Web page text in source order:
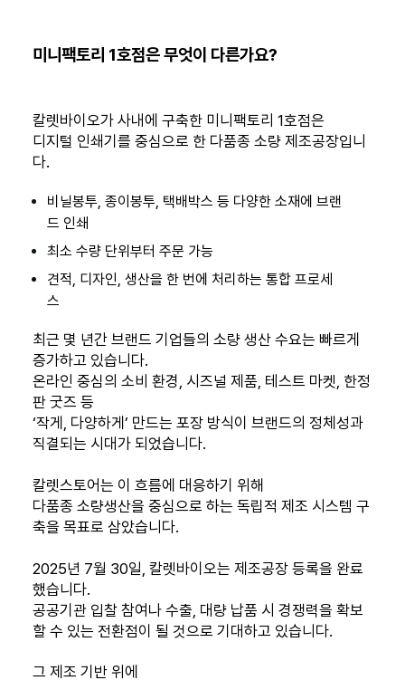
미니팩토리 1호점은 무엇이 다른가요?
칼렛바이오가 사내에 구축한 미니팩토리 1호점은
디지털 인쇄기를 중심으로 한 다품종 소량 제조공장입니
다.
비닐봉투, 종이봉투, 택배박스 등 다양한 소재에 브랜
드 인쇄
최소 수량 단위부터 주문 가능
견적, 디자인, 생산을 한 번에 처리하는 통합 프로세
스
최근 몇 년간 브랜드 기업들의 소량 생산 수요는 빠르게
증가하고 있습니다.
온라인 중심의 소비 환경, 시즈널 제품, 테스트 마켓, 한정
판 굿즈 등
‘작게, 다양하게’ 만드는 포장 방식이 브랜드의 정체성과
직결되는 시대가 되었습니다.
칼렛스토어는 이 흐름에 대응하기 위해
다품종 소량생산을 중심으로 하는 독립적 제조 시스템 구
축을 목표로 삼았습니다.
2025년 7월 30일, 칼렛바이오는 제조공장 등록을 완료
했습니다.
공공기관 입찰 참여나 수출, 대량 납품 시 경쟁력을 확보
할 수 있는 전환점이 될 것으로 기대하고 있습니다.
그 제조 기반 위에